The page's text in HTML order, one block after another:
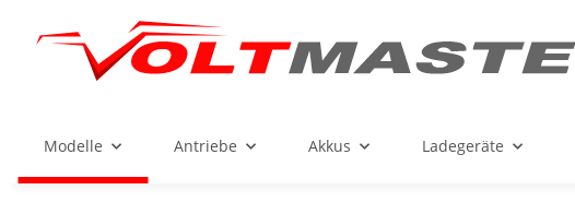
Modelle Antriebe Akkus Ladegeräte